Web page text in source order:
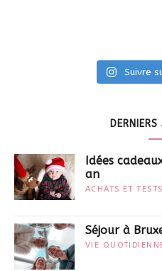
Suivre
Idées
an
ACHATS ET TESTS
Séjour à
VIE